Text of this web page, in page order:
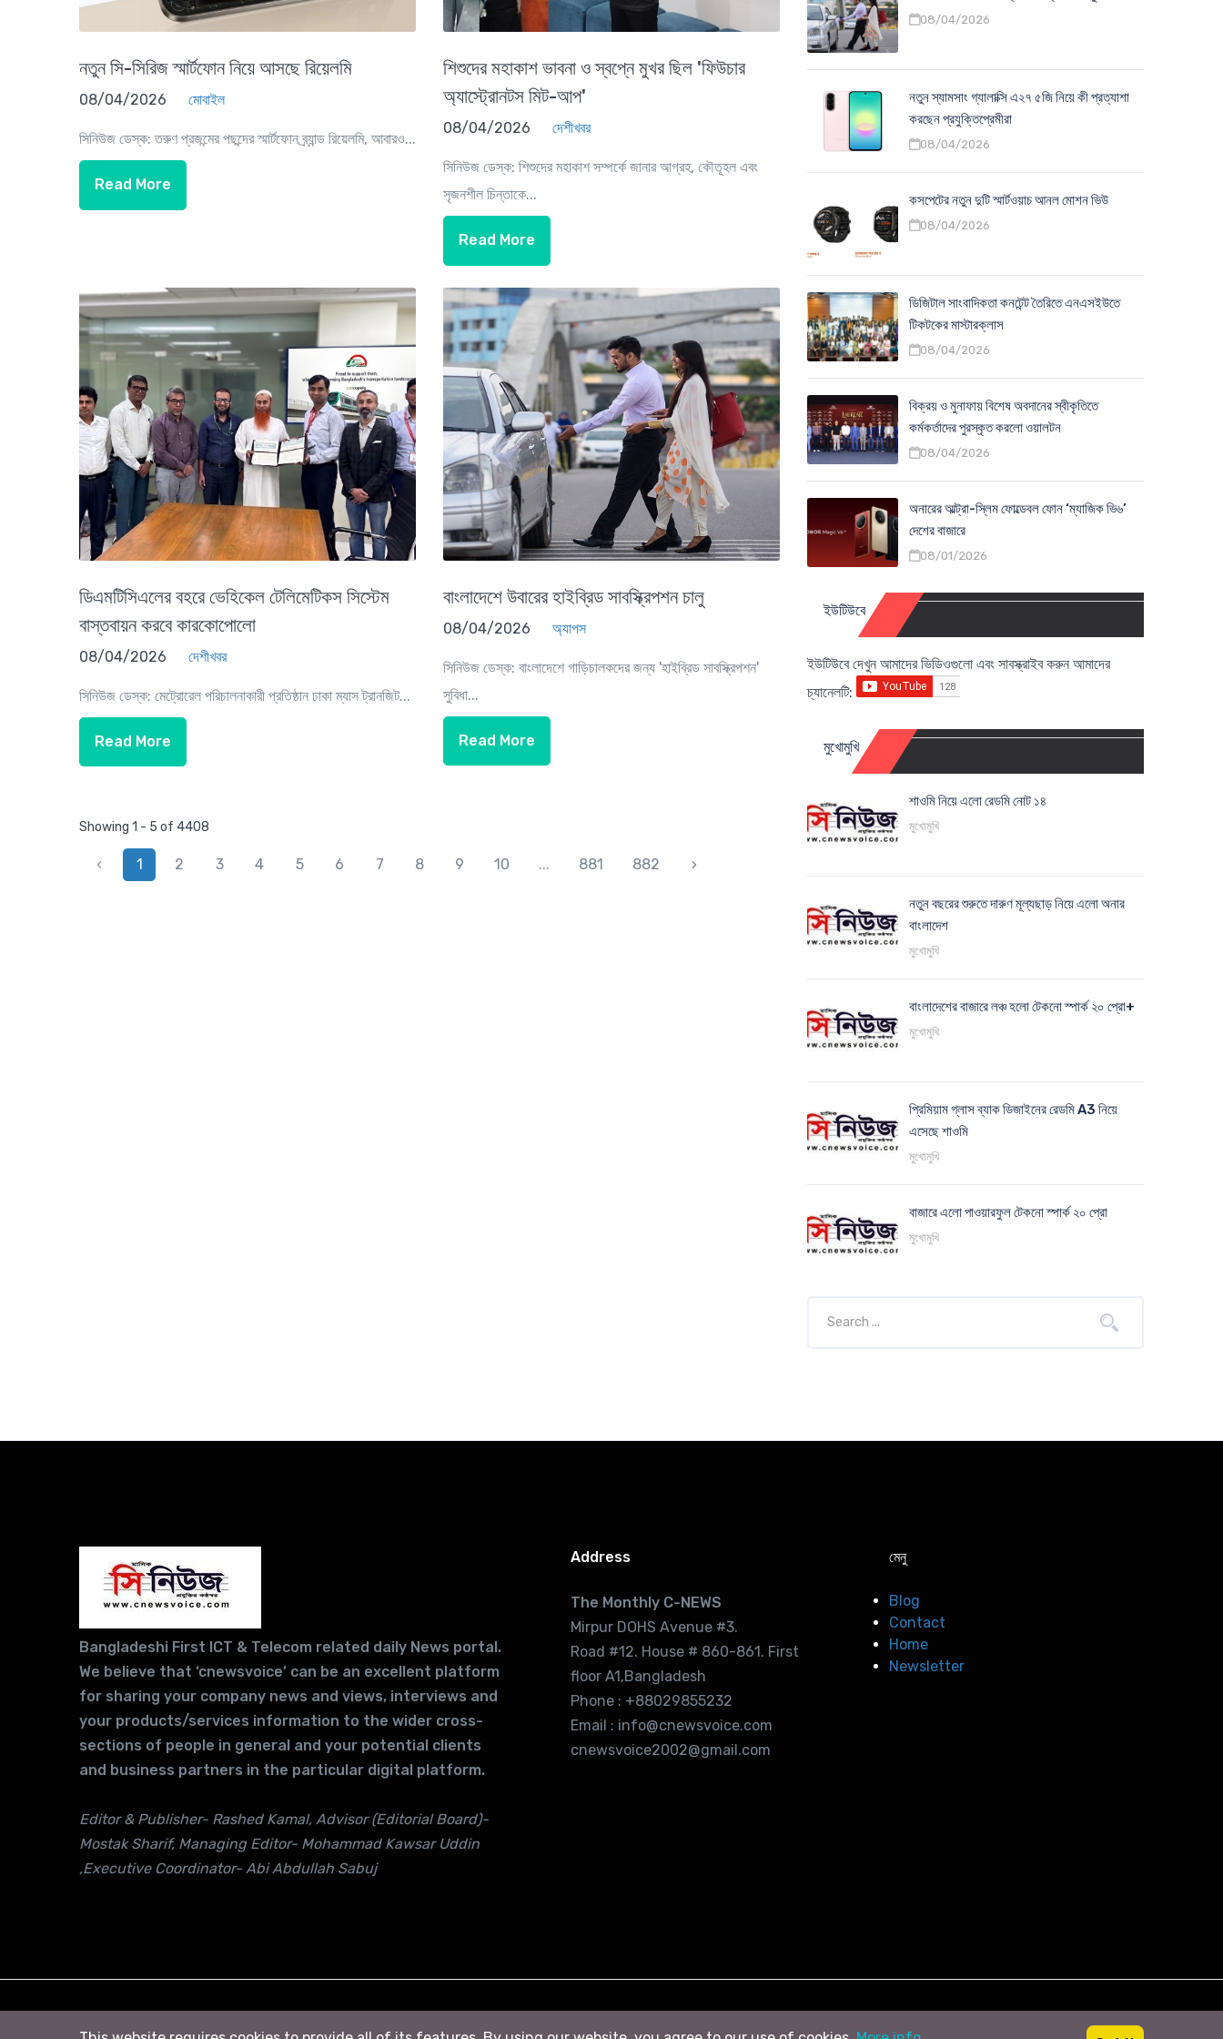
নতুন সি-সিরিজ স্মার্টফোন নিয়ে আসছে রিয়েলমি
08/04/2026 মোবাইল
সিনিউজ ডেস্ক: তরুণ প্রজন্মের পছন্দের স্মার্টফোন ব্র্যান্ড রিয়েলমি, আবারও...
Read More
শিশুদের মহাকাশ ভাবনা ও স্বপ্নে মুখর ছিল 'ফিউচার
অ্যাস্ট্রোনটস মিট-আপ'
08/04/2026 দেশীখবর
সিনিউজ ডেস্ক: শিশুদের মহাকাশ সম্পর্কে জানার আগ্রহ, কৌতূহল এবং
সৃজনশীল চিন্তাকে...
Read More
ডিএমটিসিএলের বহরে ভেহিকেল টেলিমেটিকস সিস্টেম
বাস্তবায়ন করবে কারকোপোলো
08/04/2026 দেশীখবর
সিনিউজ ডেস্ক: মেট্রোরেল পরিচালনাকারী প্রতিষ্ঠান ঢাকা ম্যাস ট্রানজিট...
Read More
বাংলাদেশে উবারের হাইব্রিড সাবস্ক্রিপশন চালু
08/04/2026 অ্যাপস
সিনিউজ ডেস্ক: বাংলাদেশে গাড়িচালকদের জন্য 'হাইব্রিড সাবস্ক্রিপশন'
সুবিধা...
Read More
Showing 1 - 5 of 4408
‹ 1 2 3 4 5 6 7 8 9 10 ... 881 882 ›
08/04/2026
নতুন স্যামসাং গ্যালাক্সি এ২৭ ৫জি নিয়ে কী প্রত্যাশা
করছেন প্রযুক্তিপ্রেমীরা
08/04/2026
কসপেটের নতুন দুটি স্মার্টওয়াচ আনল মোশন ভিউ
08/04/2026
ডিজিটাল সাংবাদিকতা কনটেন্ট তৈরিতে এনএসইউতে
টিকটকের মাস্টারক্লাস
08/04/2026
বিক্রয় ও মুনাফায় বিশেষ অবদানের স্বীকৃতিতে
কর্মকর্তাদের পুরস্কৃত করলো ওয়ালটন
08/04/2026
অনারের আল্ট্রা-স্লিম ফোল্ডেবল ফোন ‘ম্যাজিক ভি৬’
দেশের বাজারে
08/01/2026
ইউটিউবে
ইউটিউবে দেখুন আমাদের ভিডিওগুলো এবং সাবস্ক্রাইব করুন আমাদের
চ্যানেলটি:
মুখোমুখি
শাওমি নিয়ে এলো রেডমি নোট ১৪
মুখোমুখি
নতুন বছরের শুরুতে দারুণ মূল্যছাড় নিয়ে এলো অনার
বাংলাদেশ
মুখোমুখি
বাংলাদেশের বাজারে লঞ্চ হলো টেকনো স্পার্ক ২০ প্রো+
মুখোমুখি
প্রিমিয়াম গ্লাস ব্যাক ডিজাইনের রেডমি A3 নিয়ে
এসেছে শাওমি
মুখোমুখি
বাজারে এলো পাওয়ারফুল টেকনো স্পার্ক ২০ প্রো
মুখোমুখি
Bangladeshi First ICT & Telecom related daily News portal.
We believe that ‘cnewsvoice’ can be an excellent platform
for sharing your company news and views, interviews and
your products/services information to the wider cross-
sections of people in general and your potential clients
and business partners in the particular digital platform.
Editor & Publisher- Rashed Kamal, Advisor (Editorial Board)-
Mostak Sharif, Managing Editor- Mohammad Kawsar Uddin
,Executive Coordinator- Abi Abdullah Sabuj
Address
The Monthly C-NEWS
Mirpur DOHS Avenue #3.
Road #12. House # 860-861. First
floor A1,Bangladesh
Phone : +88029855232
Email : info@cnewsvoice.com
cnewsvoice2002@gmail.com
মেনু
Blog
Contact
Home
Newsletter